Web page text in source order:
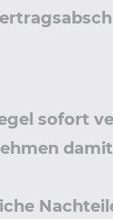
sofort